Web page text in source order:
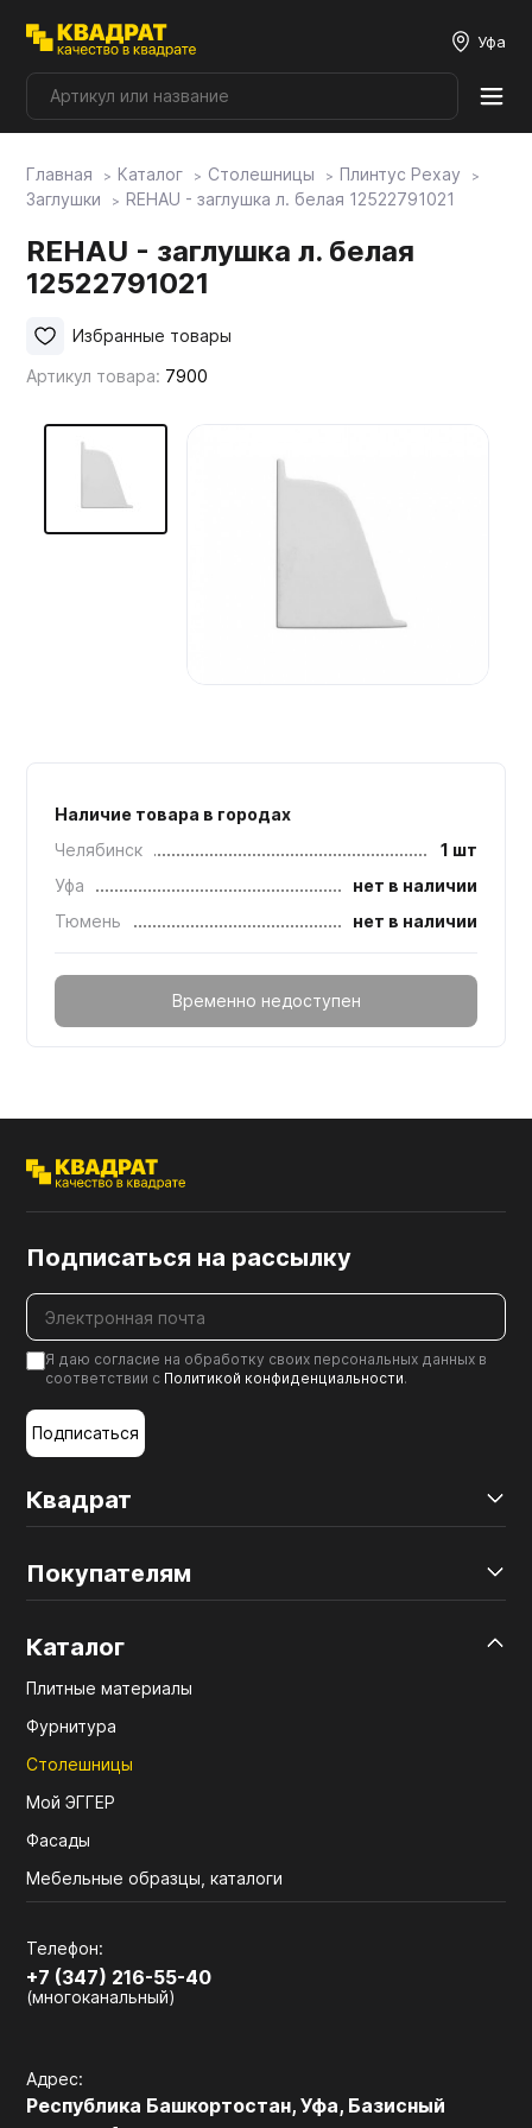
Уфа
Плитные материалы
Фурнитура
Столешницы
Главная Каталог Столешницы
Плинтус Рехау
Заглушки
REHAU - заглушка л. белая 12522791021
REHAU - заглушка л. белая
12522791021
Артикул товара: 7900
Избранные товары
Наличие товара в городах
Челябинск
1 шт
Уфа
нет в наличии
Тюмень
нет в наличии
Временно недоступен
Квадрат
Покупателям
Каталог
Плитные материалы
Фурнитура
Столешницы
Мой ЭГГЕР
Фасады
Мебельные образцы, каталоги
Телефон:
+7 (347) 216-55-40
(многоканальный)
Адрес:
Республика Башкортостан, Уфа, Базисный
Подписаться на рассылку
Я даю согласие на обработку своих персональных данных в
соответствии с Политикой конфиденциальности.
Подписаться